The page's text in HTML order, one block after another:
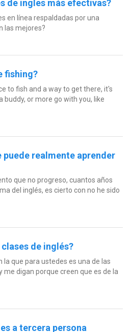
de ingles más efectivas?
en línea respaldadas por una
las mejores?
fishing?
to fish and a way to get there, it's
buddy, or more go with you, like
puede realmente aprender
que no progreso, cuantos años
del inglés, es cierto con no he sido
de inglés?
que para ustedes es una de las
me digan porque creen que es de la
a tercera persona